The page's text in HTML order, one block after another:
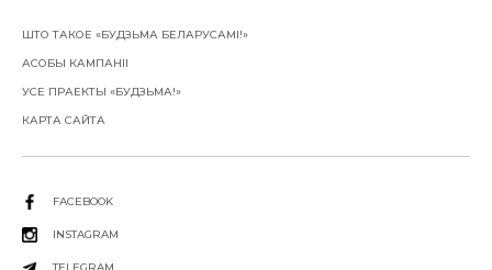
ШТО ТАКОЕ «БУДЗЬМА БЕЛАРУСАМІ!»
АСОБЫ КАМПАНІІ
УСЕ ПРАЕКТЫ «БУДЗЬМА!»
КАРТА САЙТА
FACEBOOK
INSTAGRAM